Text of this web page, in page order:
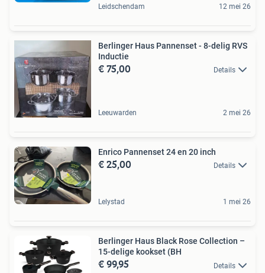
Leidschendam 12 mei 26
Berlinger Haus Pannenset - 8-delig RVS
Inductie
€ 75,00 Details
Leeuwarden 2 mei 26
Enrico Pannenset 24 en 20 inch
€ 25,00 Details
Lelystad 1 mei 26
Berlinger Haus Black Rose Collection –
15-delige kookset (BH
€ 99,95 Details